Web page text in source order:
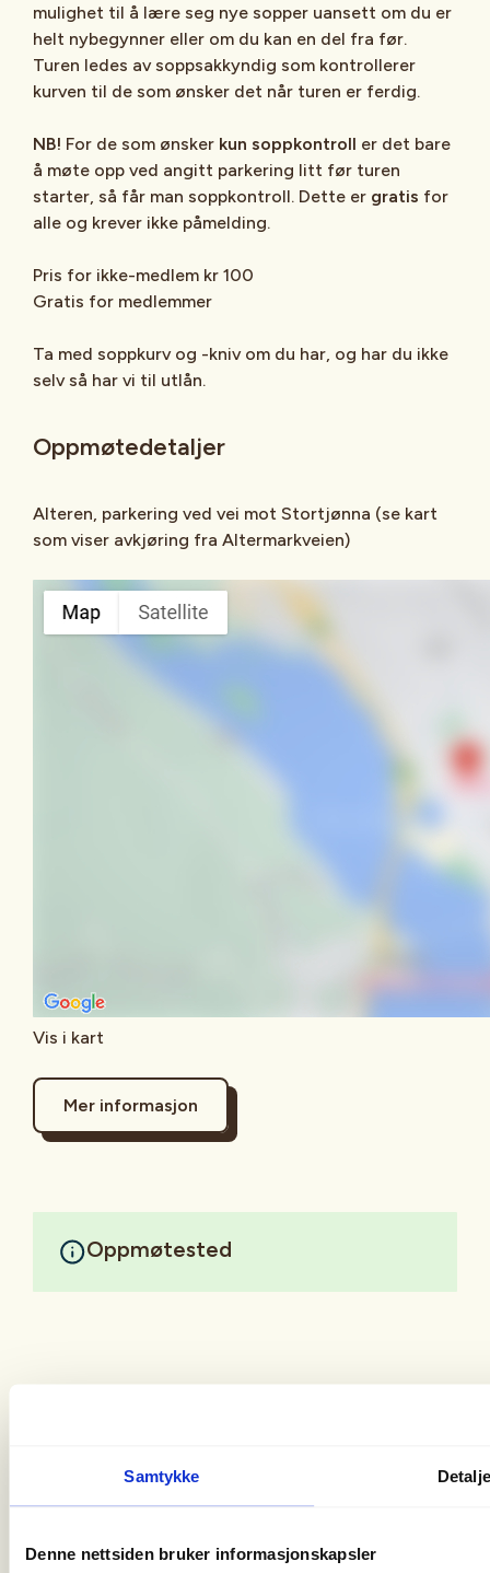
Samtykke
Denne nettsiden bruker informasjonskapsler
mulighet til å lære seg nye sopper uansett om du er
helt nybegynner eller om du kan en del fra før.
Turen ledes av soppsakkyndig som kontrollerer
kurven til de som ønsker det når turen er ferdig.
NB! For de som ønsker kun soppkontroll er det bare
å møte opp ved angitt parkering litt før turen
starter, så får man soppkontroll. Dette er gratis for
alle og krever ikke påmelding.
Pris for ikke-medlem kr 100
Gratis for medlemmer
Ta med soppkurv og -kniv om du har, og har du ikke
selv så har vi til utlån.
Oppmøtedetaljer
Alteren, parkering ved vei mot Stortjønna (se kart
som viser avkjøring fra Altermarkveien)
Vis i kart
Mer informasjon
Oppmøtested
0186 Oslo